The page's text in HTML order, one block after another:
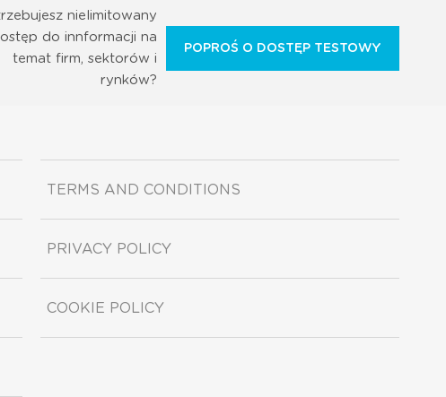
nielimitowany
do innformacji na
temat firm, sektorów i
rynków?
POPROŚ O DOSTĘP TESTOWY
TERMS AND CONDITIONS
PRIVACY POLICY
COOKIE POLICY